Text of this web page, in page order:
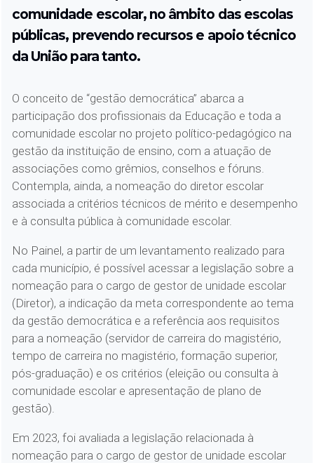
comunidade escolar, no âmbito das escolas
públicas, prevendo recursos e apoio técnico
da União para tanto.
O conceito de “gestão democrática” abarca a
participação dos profissionais da Educação e toda a
comunidade escolar no projeto político-pedagógico na
gestão da instituição de ensino, com a atuação de
associações como grêmios, conselhos e fóruns.
Contempla, ainda, a nomeação do diretor escolar
associada a critérios técnicos de mérito e desempenho
e à consulta pública à comunidade escolar.
No Painel, a partir de um levantamento realizado para
cada município, é possível acessar a legislação sobre a
nomeação para o cargo de gestor de unidade escolar
(Diretor), a indicação da meta correspondente ao tema
da gestão democrática e a referência aos requisitos
para a nomeação (servidor de carreira do magistério,
tempo de carreira no magistério, formação superior,
pós-graduação) e os critérios (eleição ou consulta à
comunidade escolar e apresentação de plano de
gestão).
Em 2023, foi avaliada a legislação relacionada à
nomeação para o cargo de gestor de unidade escolar